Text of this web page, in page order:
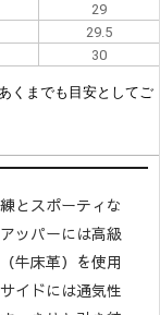
29
29.5
30
くまでも目安としてご
とスポーティな
ッパーには高級
牛床革）を使用
イドには通気性